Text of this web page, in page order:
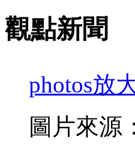
觀點新聞
photos放
圖片來源